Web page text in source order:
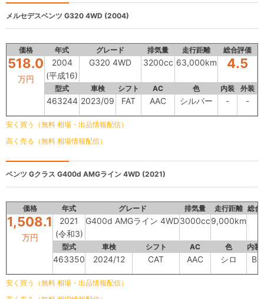
メルセデスベンツ G320 4WD (2004)
価格 年式 グレード 排気量 走行距離 総合評価
518.0
万円
2004
(平成16)
G320 4WD 3200cc 63,000km 4.5
型式 車検 シフト AC 色 内装 外装
463244 2023/09 FAT AAC シルバー - -
安く買う（無料 相場・出品情報配信）
高く売る（無料 相場情報配信）
ベンツ Gクラス G400d AMGライン 4WD (2021)
価格 年式 グレード 排気量 走行距離 総合
1,508.1
万円
2021
(令和3)
G400d AMGライン 4WD3000cc9,000km
型式 車検 シフト AC 色 内装
463350 2024/12 CAT AAC シロ B
安く買う（無料 相場・出品情報配信）